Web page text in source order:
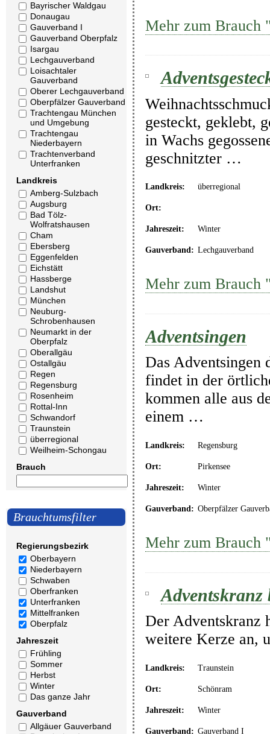
Bayrischer Waldgau
Donaugau
Gauverband I
Gauverband Oberpfalz
Isargau
Lechgauverband
Loisachtaler
Gauverband
Oberer Lechgauverband
Oberpfälzer Gauverband
Trachtengau München
und Umgebung
Trachtengau
Niederbayern
Trachtenverband
Unterfranken
Landkreis
Amberg-Sulzbach
Augsburg
Bad Tölz-
Wolfratshausen
Cham
Ebersberg
Eggenfelden
Eichstätt
Hassberge
Landshut
München
Neuburg-
Schrobenhausen
Neumarkt in der
Oberpfalz
Oberallgäu
Ostallgäu
Regen
Regensburg
Rosenheim
Rottal-Inn
Schwandorf
Traunstein
überregional
Weilheim-Schongau
Brauch
Brauchtumsfilter
Regierungsbezirk
Oberbayern
Niederbayern
Schwaben
Oberfranken
Unterfranken
Mittelfranken
Oberpfalz
Jahreszeit
Frühling
Sommer
Herbst
Winter
Das ganze Jahr
Gauverband
Allgäuer Gauverband
Mehr zum Brauch
gesteckt, geklebt,
in Wachs
geschnitzter …
Landkreis: überregional
Ort:
Jahreszeit: Winter
Gauverband: Lechgauverband
Mehr zum Brauch
Adventsingen
Das Adventsingen
findet in der
kommen alle aus
einem …
Landkreis: Regensburg
Ort: Pirkensee
Jahreszeit: Winter
Gauverband: Oberpfälzer
Mehr zum Brauch
Adventskranz
Der Adventskranz
weitere Kerze an,
Landkreis: Traunstein
Ort: Schönram
Jahreszeit: Winter
Gauverband: Gauverband I